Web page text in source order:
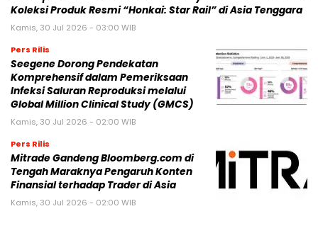
Koleksi Produk Resmi “Honkai: Star Rail” di Asia Tenggara
Kamis, 30 Jul 2026 - 03:00 WIB
Pers Rilis
Seegene Dorong Pendekatan
Komprehensif dalam Pemeriksaan
Infeksi Saluran Reproduksi melalui
Global Million Clinical Study (GMCS)
Kamis, 30 Jul 2026 - 02:00 WIB
Pers Rilis
Mitrade Gandeng Bloomberg.com di
Tengah Maraknya Pengaruh Konten
Finansial terhadap Trader di Asia
Kamis, 30 Jul 2026 - 02:00 WIB